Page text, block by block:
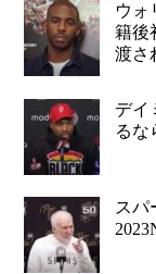
ウォ
籍後
渡さ
デイ
るな
スパ